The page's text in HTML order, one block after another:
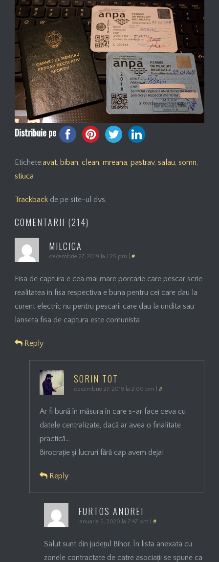
Distribuie pe
Etichete:avat, biban, clean, mreana, pastrav, salau, somn,
stiuca
Trackback de pe site-ul dvs.
COMENTARII (214)
MILCICA
decembrie 27, 2019 la 1:25 pm #
Fisa de captura e cea mai mare porcarie care pescar scrie
realitatea in fisa respectiva e buna pentru cei care dau la
curent electric nu pentru pescarii care dau la undita sau
lanseta fisa de captura este comunista
Reply
SORIN TOT
decembrie 27, 2019 la 2:00 pm #
Ar fi bună în măsura în care s-ar face ceva cu
datele centralizate, dacă ar avea o finalitate
practică…
Birocrație și lucruri fără cap avem deja!
Reply
FURTOS ANDREI
ianuarie 5, 2020 la 7:47 pm #
Salut sunt din județul Bihor. În lista anexata cu
zonele contractate de catre asociații se spune ca